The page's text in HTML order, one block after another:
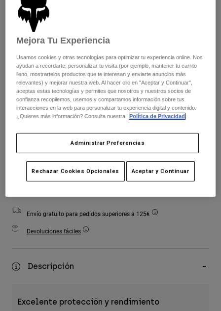
Explorar MTB
Product Help
Guía de Equipamiento de MTB
Guía de cuidado de cascos
Explorar Moto
Product Help
Guía de Equipamiento de Moto
Guía de cuidado de cascos
Guía de cuidado de las botas
Camisetas
Sudaderas
Ver todo
Accesorios
Gorras y Gorros
Bolsas y Mochilas
Calcetines
Otros Accesorios
Ver todo
Chaquetas
Calcetines
Ver todo
Ropa Casual
Tops
Sudaderas
Bañadores
Accesorios
Bolsas y Mochilas
Ver todo
Color -Negro mate
seleccionado
Cuadro de tallas
XS S M L XL 2XL
Añadir al carrito
Envío gratuito para pedidos superiores a 125€
Devoluciones fáciles
Descripción
Excelente protección y rendimiento
Mejora Tu Experiencia
Usamos cookies y otras tecnologías para optimizar tu experiencia online. Nos
ayudan a recordarte, personalizar tu visita (por ejemplo, mantener tu carrito
lleno, mostrartelos productos que te interesan y enviarte anuncios más
relevantes) y mejorar nuestra web. Al hacer clic en "Aceptar y Continuar",
aceptas estas tecnologías y permites que nosotros y nuestros socios de
confianza recopilemos, usemos y compartamos información sobre tus
interacciones en la web para personalizar tu experiencia digital y contenido.
¿Quieres más información? Consulta nuestra
Política de Privacidad
Administrar Preferencias
Rechazar Cookies Opcionales Aceptar y Continuar